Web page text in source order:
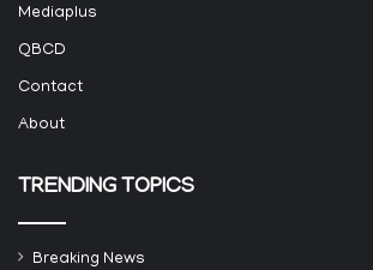
Mediaplus
QBCD
Contact
About
TRENDING TOPICS
Breaking News